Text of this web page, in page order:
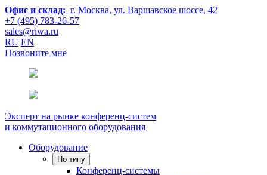
Офис и склад: г. Москва, ул. Варшавское шоссе, 42
+7 (495) 783-26-57
sales@riwa.ru
RU EN
Позвоните мне
Эксперт на рынке конференц-систем
и коммутационного оборудования
Оборудование
По типу
Конференц-системы